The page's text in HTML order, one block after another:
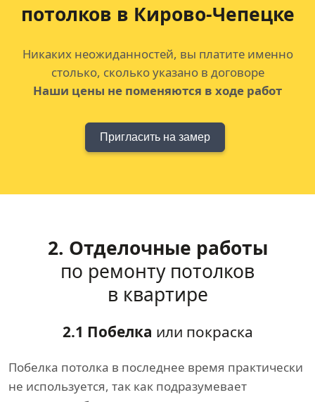
потолков в Кирово-Чепецке
Никаких неожиданностей, вы платите именно
столько, сколько указано в договоре
Наши цены не поменяются в ходе работ
Пригласить на замер
2. Отделочные работы
по ремонту потолков
в квартире
2.1 Побелка или покраска
Побелка потолка в последнее время практически
не используется, так как подразумевает